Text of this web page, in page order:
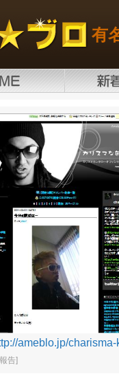
有
ameblo.jp/charisma-
告]